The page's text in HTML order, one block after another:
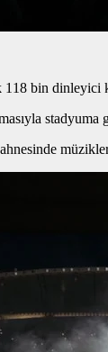
bin dinleyici
stadyuma